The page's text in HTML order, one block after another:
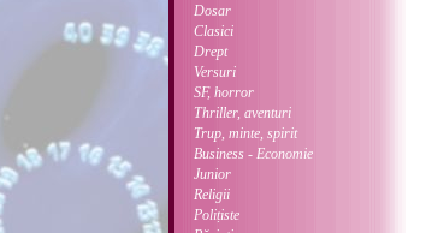
Dosar
Clasici
Drept
Versuri
SF, horror
Thriller, aventuri
Trup, minte, spirit
Business - Economie
Junior
Religii
Polițiste